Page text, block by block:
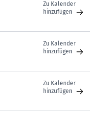
Zu Kalender
hinzufügen
Zu Kalender
hinzufügen
Zu Kalender
hinzufügen